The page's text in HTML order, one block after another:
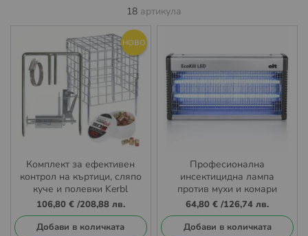
18 артикула
НОВО
Комплект за ефективен
контрол на къртици, сляпо
куче и полевки Kerbl
VoleShot
106,80 €/208,88 лв.
Добави в количката
Професионална
инсектицидна лампа
против мухи и комари
EcoKill LED 150 кв.м.
64,80 € /126,74 лв.
Добави в количката